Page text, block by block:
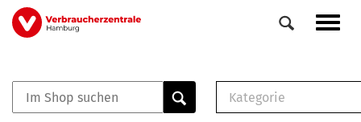
Direkt
zum
Veranstaltungen
0
Kategorie